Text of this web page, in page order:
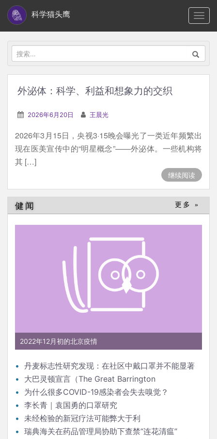
i
科学猫头鹰
搜
索：
外泌体：科学、利益和想象力的交织
2026年6月20日 王晨光
2026年3月15日，央视3·15晚会曝光了一类近年频繁出
现在医美宣传中的“明星概念”——外泌体。一些机构将
其 […]
继续阅读
健闻 更多 »
2022年12月初的北京疫情
丹麦标志性研究发现：在社区中戴口罩并不能显著
降低（新冠）感染率
大巴灵顿宣言（The Great Barrington
Declaration）
为什么很多COVID-19感染者会失去嗅觉？
李长青｜袁国勇的口罩研究
未经检验的新冠疗法可能弊大于利
瑞典海关在药品管理局协助下查禁“连花清瘟”